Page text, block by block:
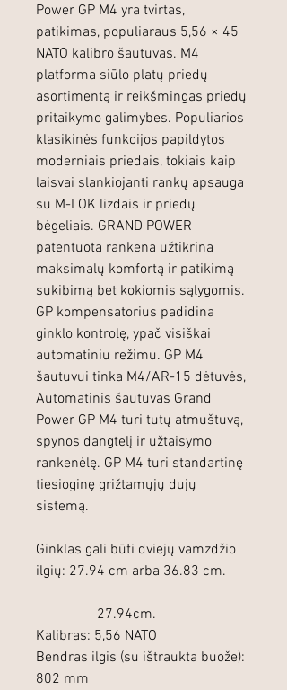
Power GP M4 yra tvirtas,
patikimas, populiaraus 5,56 × 45
NATO kalibro šautuvas. M4
platforma siūlo platų priedų
asortimentą ir reikšmingas priedų
pritaikymo galimybes. Populiarios
klasikinės funkcijos papildytos
moderniais priedais, tokiais kaip
laisvai slankiojanti rankų apsauga
su M-LOK lizdais ir priedų
bėgeliais. GRAND POWER
patentuota rankena užtikrina
maksimalų komfortą ir patikimą
sukibimą bet kokiomis sąlygomis.
GP kompensatorius padidina
ginklo kontrolę, ypač visiškai
automatiniu režimu. GP M4
šautuvui tinka M4/AR-15 dėtuvės,
Automatinis šautuvas Grand
Power GP M4 turi tutų atmuštuvą,
spynos dangtelį ir užtaisymo
rankenėlę. GP M4 turi standartinę
tiesioginę grižtamųjų dujų
sistemą.
Ginklas gali būti dviejų vamzdžio
ilgių: 27.94 cm arba 36.83 cm.
27.94cm.
Kalibras: 5,56 NATO
Bendras ilgis (su ištraukta buože):
802 mm